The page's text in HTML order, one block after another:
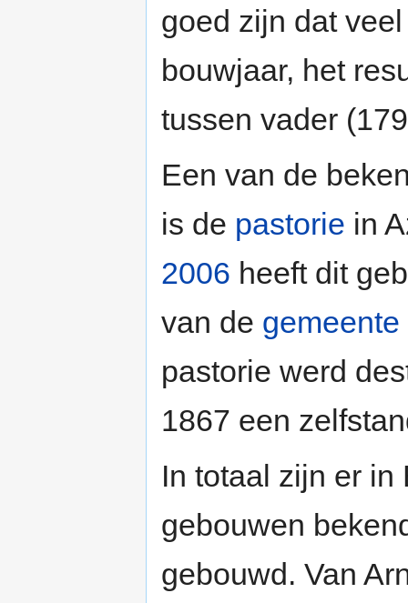
goed zijn dat
bouwjaar, het
tussen vader
Een van de
is de pastorie in
2006 heeft dit
van de
pastorie werd
1867 een
In totaal zijn er
gebouwen
gebouwd. Van